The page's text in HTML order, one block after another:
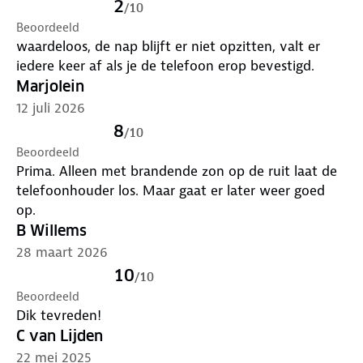
Eenvoudige plaatsing op het dashboard
Voor een goede hechting is het belangrijk dat het
oppervlak schoon en stofvrij is. Plaats de pad op de
gewenste plek en druk deze stevig aan. Laat de pad
vervolgens enige tijd rusten voordat je een
telefoonhouder bevestigt.
Wat zit er in de verpakking?
1x Dashboardpad voor telefoonhouders auto
diameter 7 cm
Met deze dashboardpad voor telefoonhouders
auto creëer je een stabiele basis voor een
telefoonhouder op het dashboard.
2/10
Beoordeeld
waardeloos, de nap blijft er niet opzitten, valt er
iedere keer af als je de telefoon erop bevestigd.
Marjolein
12 juli 2026
8/10
Beoordeeld
Prima. Alleen met brandende zon op de ruit laat de
telefoonhouder los. Maar gaat er later weer goed
op.
B Willems
28 maart 2026
10/10
Beoordeeld
Dik tevreden!
C van Lijden
22 mei 2025